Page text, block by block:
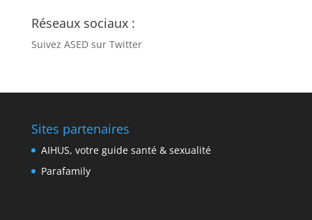
Réseaux sociaux :
Suivez ASED sur Twitter
Sites partenaires
AIHUS, votre guide santé & sexualité
Parafamily